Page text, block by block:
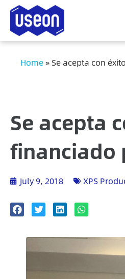
Home» Se acepta con
Se acepta
financiado
July 9, 2018 XPS